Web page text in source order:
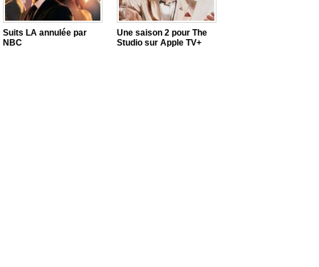
Suits LA annulée par
NBC
Une saison 2 pour The
Studio sur Apple TV+